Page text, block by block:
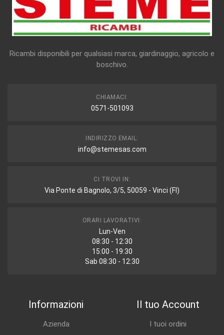
Ricambi disponibili per qualsiasi marca, giardinaggio, agricolo e
boschivo.
CHIAMACI:
0571-501093
INDIRIZZO EMAIL:
info@stemesas.com
CI TROVI IN:
Via Ponte di Bagnolo, 3/5, 50059 - Vinci (FI)
ORARI LAVORATIVI:
Lun-Ven
08:30 - 12:30
15:00 - 19:30
Sab 08:30 - 12:30
Informazioni
Azienda
Il tuo Account
I tuoi ordini